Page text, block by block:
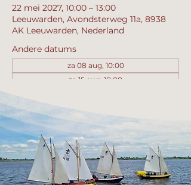
22 mei 2027, 10:00 – 13:00
Leeuwarden, Avondsterweg 11a, 8938
AK Leeuwarden, Nederland
Andere datums
za 08 aug, 10:00
za 15 aug, 10:00
Bekijk alle 358 datums
Meld mij aan!